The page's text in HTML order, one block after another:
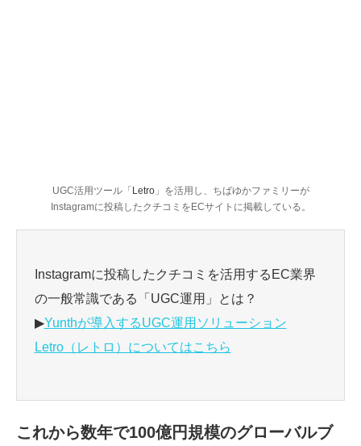
UGC活用ツール「 Letro」を活用し、ちばゆかファミリーが
Instagramに投稿したクチコミをECサイトに掲載している。
Instagramに投稿したクチコミを活用するEC業界
の一般常識である「UGC運用」とは？
▶Yunthが導入するUGC運用ソリューション
Letro（レトロ）についてはこちら
これから数年で100億円規模のグローバルブ